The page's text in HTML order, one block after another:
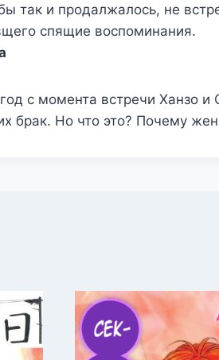
так и продалжалось, не
спящие воспоминания.
с момента встречи Ханзо и
брак. Но что это? Почему